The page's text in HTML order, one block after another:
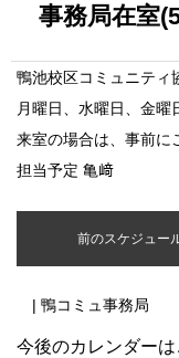
事務局在室
鴨池校区コミュニティ
月曜日、水曜日、金曜
来室の場合は、事前に
担当予定 亀﨑
前のスケジュー
| 鴨コミュ事務局
今後のカレンダーは